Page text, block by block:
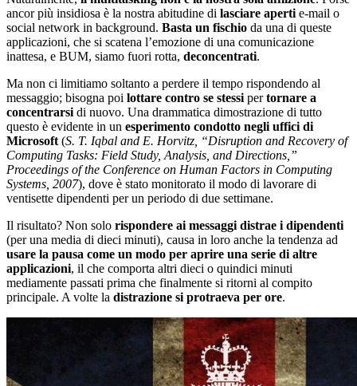
ancor più insidiosa è la nostra abitudine di lasciare aperti e-mail o
social network in background. Basta un fischio da una di queste
applicazioni, che si scatena l’emozione di una comunicazione
inattesa, e BUM, siamo fuori rotta, deconcentrati.
Ma non ci limitiamo soltanto a perdere il tempo rispondendo al
messaggio; bisogna poi lottare contro se stessi pertornare a
concentrarsi di nuovo. Una drammatica dimostrazione di tutto
questo è evidente in un esperimento condotto negli uffici di
Microsoft (S. T. Iqbal and E. Horvitz, “Disruption and Recovery of
Computing Tasks: Field Study, Analysis, and Directions,”
Proceedings of the Conference on Human Factors in Computing
Systems, 2007), dove è stato monitorato il modo di lavorare di
ventisette dipendenti per un periodo di due settimane.
Il risultato? Non solo rispondere ai messaggi distrae i dipendenti
(per una media di dieci minuti), causa in loro anche la tendenza ad
usare la pausa come un modo per aprire una serie di altre
applicazioni, il che comporta altri dieci o quindici minuti
mediamente passati prima che finalmente si ritorni al compito
principale. A volte la distrazione si protraeva per ore.